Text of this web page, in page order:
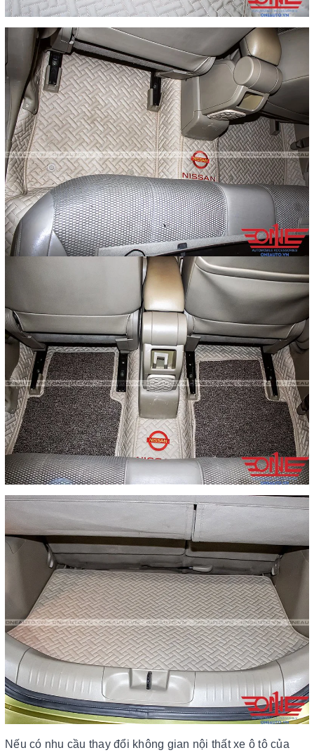
Nếu có nhu cầu thay đổi không gian nội thất xe ô tô của